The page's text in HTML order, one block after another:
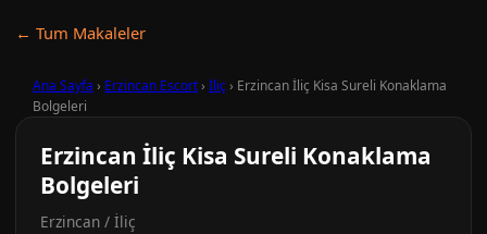
← Tum Makaleler
Ana Sayfa › Erzincan Escort› İliç› Erzincan İliç Kisa Sureli Konaklama
Bolgeleri
Erzincan İliç Kisa Sureli Konaklama
Bolgeleri
Erzincan / İliç